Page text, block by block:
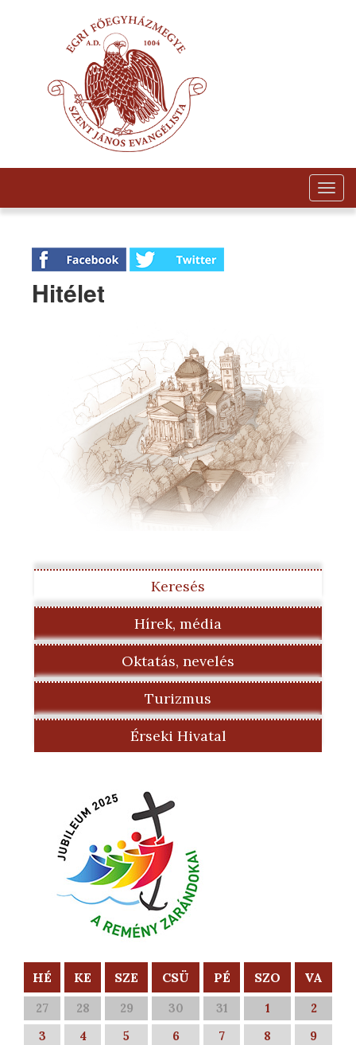
Hitélet
Keresés
Hírek, média
Oktatás, nevelés
Turizmus
Érseki Hivatal
HÉ KE SZE CSÜ PÉ SZO VA
27 28 29 30 31 1
2
3
4 5 6 7 8
9